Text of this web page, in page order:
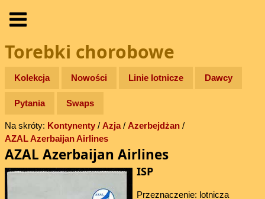
Torebki chorobowe
Kolekcja Nowości Linie lotnicze Dawcy
Pytania Swaps
Na skróty: Kontynenty/ Azja/ Azerbejdżan/
AZAL Azerbaijan Airlines
AZAL Azerbaijan Airlines
ISP
Przeznaczenie: lotnicza